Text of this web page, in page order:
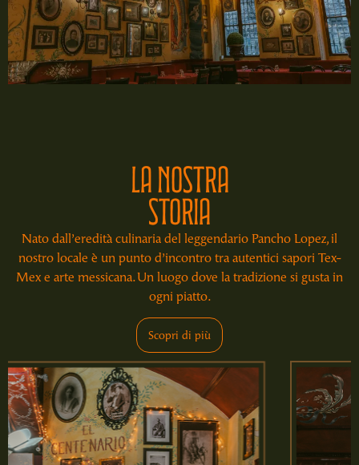
la nostra
storia
Nato dall’eredità culinaria del leggendario Pancho Lopez, il
nostro locale è un punto d’incontro tra autentici sapori Tex-
Mex e arte messicana. Un luogo dove la tradizione si gusta in
ogni piatto.
Scopri di più